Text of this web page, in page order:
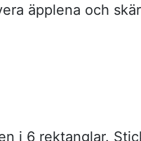
äpplena och
i 6 rektanglar.